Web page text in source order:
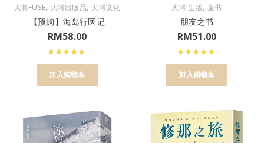
大将FUSE, 大将出版品, 大将文化
【预购】海岛行医记
RM58.00
加入购物车
大将·生活,童书
朋友之书
RM51.00
加入购物车